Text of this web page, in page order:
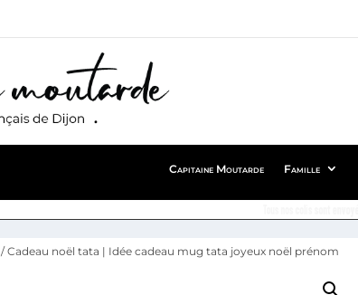
Capitaine Moutarde Famille
/ Cadeau noël tata | Idée cadeau mug tata joyeux noël prénom